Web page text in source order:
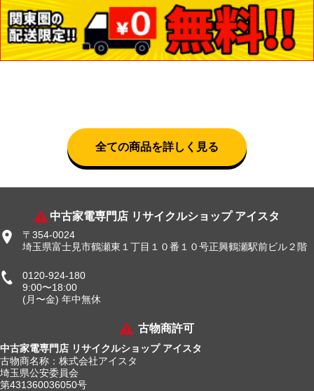
全ての商品を詳しく見る
中古家電専門店 リサイクルショップ アイスタ
〒354-0024
埼玉県富士見市鶴瀬東１丁目１０番１０号正興鶴瀬駅前ビル２階
0120-924-180
9:00〜18:00
(月〜金) 年中無休
古物商許可
中古家電専門店 リサイクルショップ アイスタ
古物商名称：株式会社アイスタ
埼玉県公安委員会
第431360036050号